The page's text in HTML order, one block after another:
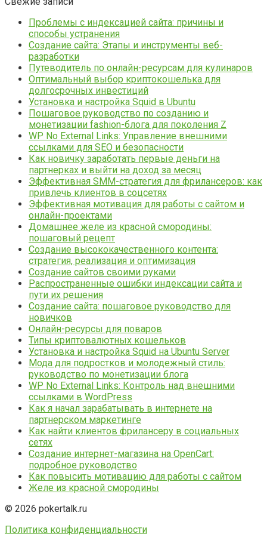
Проблемы с индексацией сайта: причины и
способы устранения
Создание сайта: Этапы и инструменты веб-
разработки
Путеводитель по онлайн-ресурсам для кулинаров
Оптимальный выбор криптокошелька для
долгосрочных инвестиций
Установка и настройка Squid в Ubuntu
Пошаговое руководство по созданию и
монетизации fashion-блога для поколения Z
WP No External Links: Управление внешними
ссылками для SEO и безопасности
Как новичку заработать первые деньги на
партнерках и выйти на доход за месяц
Эффективная SMM-стратегия для фрилансеров: как
привлечь клиентов в соцсетях
Эффективная мотивация для работы с сайтом и
онлайн-проектами
Домашнее желе из красной смородины:
пошаговый рецепт
Создание высококачественного контента:
стратегия, реализация и оптимизация
Создание сайтов своими руками
Распространенные ошибки индексации сайта и
пути их решения
Создание сайта: пошаговое руководство для
новичков
Онлайн-ресурсы для поваров
Типы криптовалютных кошельков
Установка и настройка Squid на Ubuntu Server
Мода для подростков и молодежный стиль:
руководство по монетизации блога
WP No External Links: Контроль над внешними
ссылками в WordPress
Как я начал зарабатывать в интернете на
партнерском маркетинге
Как найти клиентов фрилансеру в социальных
сетях
Создание интернет-магазина на OpenCart:
подробное руководство
Как повысить мотивацию для работы с сайтом
Желе из красной смородины
© 2026 pokertalk.ru
Политика конфиденциальности